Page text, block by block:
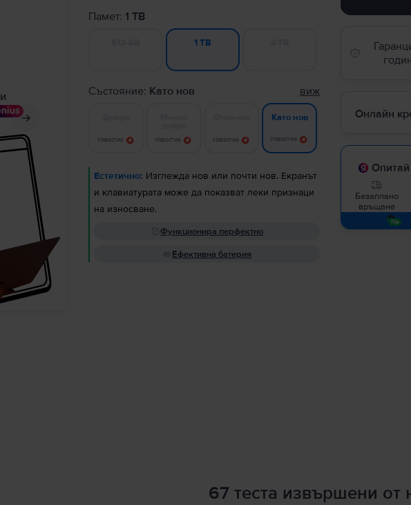
Памет: 1 TB
1 TB
Състояние: Като нов виж
Известие Известие Известие
Като нов
Известие
Естетично: Изглежда нов или почти нов. Екранът
и клавиатурата може да показват леки признаци
на износване.
Функционира перфектно
Ефективна батерия
Онлайн
Безаплано
връщане
67 теста извършени от